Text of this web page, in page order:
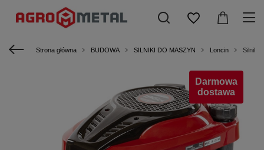
Strona główna BUDOWA SILNIKI DO MASZYN Loncin Silnik
Darmowa
dostawa